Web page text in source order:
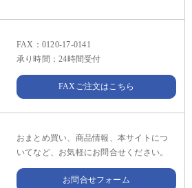
FAX：0120-17-0141
承り時間：24時間受付
FAXご注文はこちら
おまとめ買い、商品情報、本サイトにつ
いてなど、お気軽にお問合せください。
お問合せフォーム